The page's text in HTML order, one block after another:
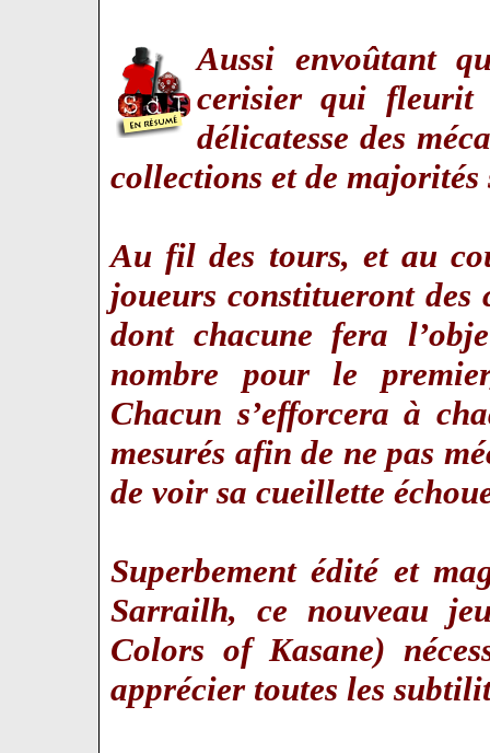
Aussi envoûtant
cerisier qui fleurit
délicatesse des
collections et de majorités
Au fil des tours, et au
joueurs constitueront des
dont chacune fera
nombre pour le
Chacun s’efforcera à
mesurés afin de ne pas
de voir sa cueillette
Superbement édité et
Sarrailh, ce nouveau
Colors of Kasane)
apprécier toutes les